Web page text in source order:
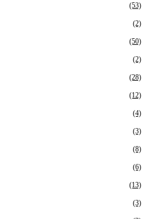
(53)
(2)
(50)
(2)
(28)
(12)
(4)
(3)
(8)
(6)
(13)
(3)